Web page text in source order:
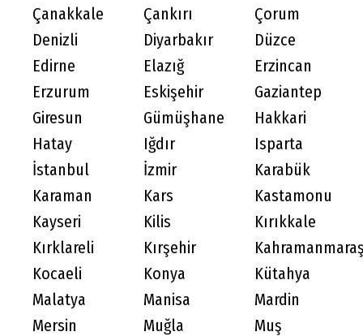
Çanakkale
Çankırı
Çorum
Denizli
Diyarbakır
Düzce
Edirne
Elazığ
Erzincan
Erzurum
Eskişehir
Gaziantep
Giresun
Gümüşhane
Hakkari
Hatay
Iğdır
Isparta
İstanbul
İzmir
Karabük
Karaman
Kars
Kastamonu
Kayseri
Kilis
Kırıkkale
Kırklareli
Kırşehir
Kocaeli
Konya
Kütahya
Malatya
Manisa
Mardin
Mersin
Muğla
Muş